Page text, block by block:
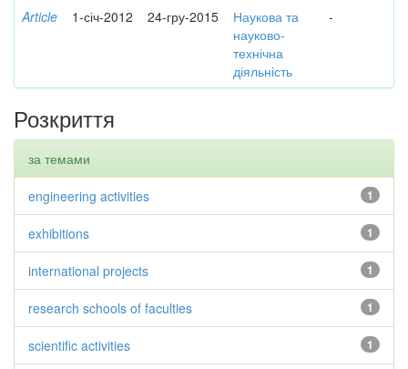
Article 1-січ-2012 24-гру-2015
Наукова та
науково-
технічна
діяльність
-
Розкриття
за темами
1
engineering activities
1
exhibitions
1
international projects
1
research schools of faculties
1
scientific activities